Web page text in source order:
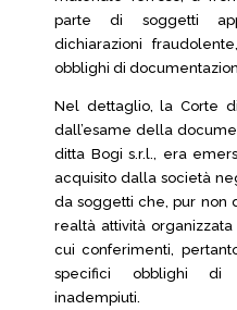
parte di soggetti
dichiarazioni
obblighi di
Nel dettaglio, la Corte
dall’esame della
ditta Bogi s.r.l., era
acquisito dalla società
da soggetti che, pur non
realtà attività
cui conferimenti,
specifici obblighi di
inadempiuti.